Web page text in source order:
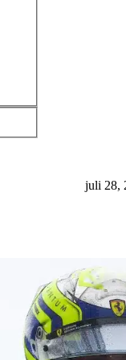
juli 28,